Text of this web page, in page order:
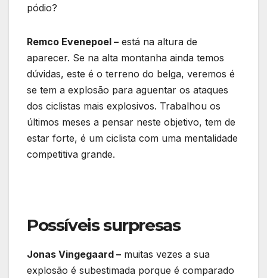
pódio?
Remco Evenepoel – está na altura de
aparecer. Se na alta montanha ainda temos
dúvidas, este é o terreno do belga, veremos é
se tem a explosão para aguentar os ataques
dos ciclistas mais explosivos. Trabalhou os
últimos meses a pensar neste objetivo, tem de
estar forte, é um ciclista com uma mentalidade
competitiva grande.
Possíveis surpresas
Jonas Vingegaard – muitas vezes a sua
explosão é subestimada porque é comparado